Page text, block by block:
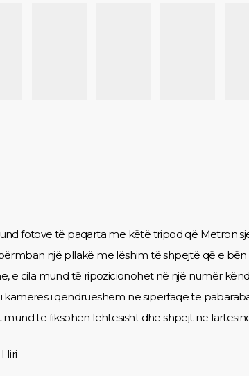
fotove të paqarta me këtë tripod që Metron
një pllakë me lëshim të shpejtë që e
e cila mund të ripozicionohet në një numër
kamerës i qëndrueshëm në sipërfaqe të
të fiksohen lehtësisht dhe shpejt në